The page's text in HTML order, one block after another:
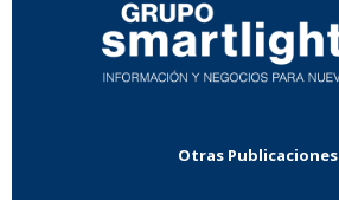
Otras Publicaciones